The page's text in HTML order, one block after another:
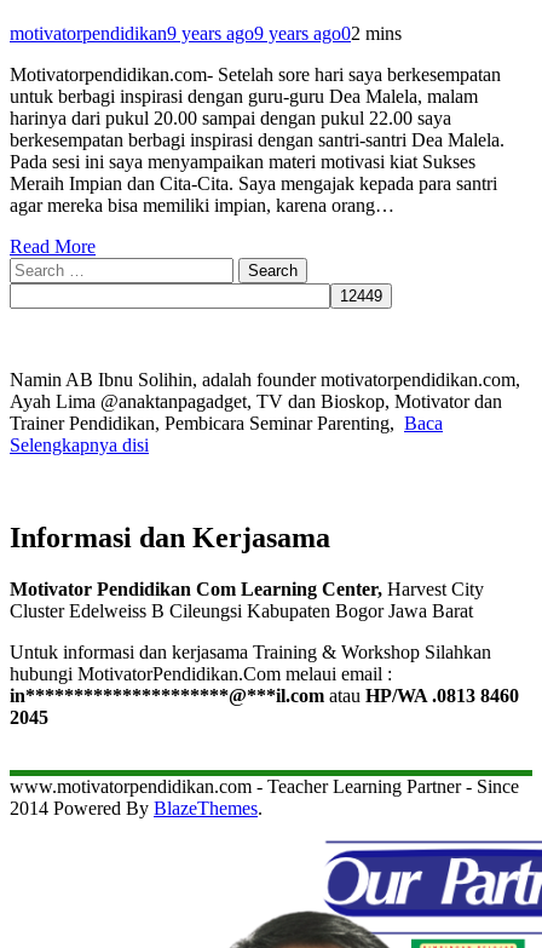
motivatorpendidikan9 years ago9 years ago02 mins
Motivatorpendidikan.com- Setelah sore hari saya berkesempatan
untuk berbagi inspirasi dengan guru-guru Dea Malela, malam
harinya dari pukul 20.00 sampai dengan pukul 22.00 saya
berkesempatan berbagi inspirasi dengan santri-santri Dea Malela.
Pada sesi ini saya menyampaikan materi motivasi kiat Sukses
Meraih Impian dan Cita-Cita. Saya mengajak kepada para santri
agar mereka bisa memiliki impian, karena orang…
Read More
Search
for:
Namin AB Ibnu Solihin, adalah founder motivatorpendidikan.com,
Ayah Lima @anaktanpagadget, TV dan Bioskop, Motivator dan
Trainer Pendidikan, Pembicara Seminar Parenting, Baca
Selengkapnya disi
Informasi dan Kerjasama
Motivator Pendidikan Com Learning Center, Harvest City
Cluster Edelweiss B Cileungsi Kabupaten Bogor Jawa Barat
Untuk informasi dan kerjasama Training & Workshop Silahkan
hubungi MotivatorPendidikan.Com melaui email :
in*********************@***il.com atau HP/WA .0813 8460
2045
www.motivatorpendidikan.com - Teacher Learning Partner - Since
2014 Powered By BlazeThemes.